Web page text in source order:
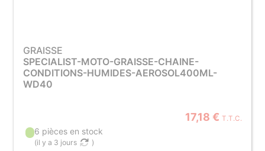
GRAISSE
SPECIALIST-MOTO-GRAISSE-CHAINE-
CONDITIONS-HUMIDES-AEROSOL400ML-
WD40
17,18 € T.T.C.
6 pièces en stock
(il y a 3 jours )